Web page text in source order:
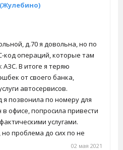
(Жулебино)
02 мая 2021
д.70 я довольна, но по
операций, которые там
В итоге я теряю
от своего банка,
автосервисов.
я позвонила по номеру для
офисе, попросила привести
услугами.
проблема до сих по не